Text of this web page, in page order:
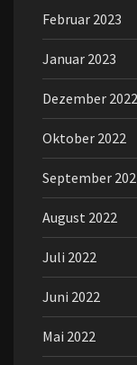
Februar 2023
Januar 2023
Dezember 2022
Oktober 2022
September
August 2022
Juli 2022
Juni 2022
Mai 2022